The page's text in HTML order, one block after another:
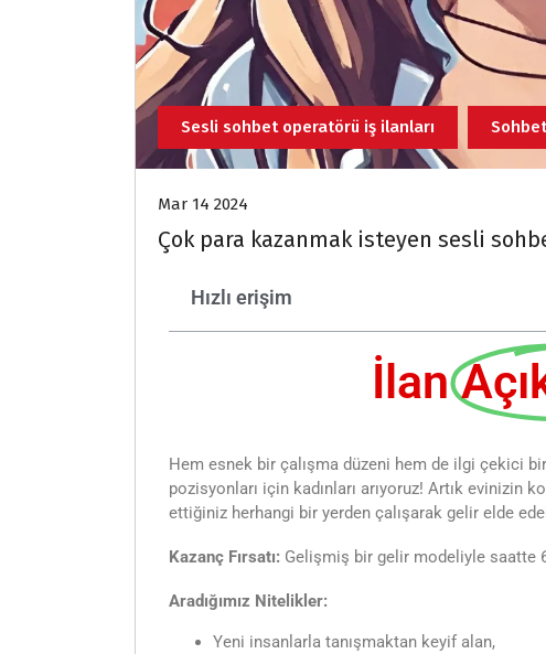
Sesli sohbet operatörü iş ilanları
Mar 14 2024
Çok para kazanmak isteyen sesli
Hızlı erişim
İlan
Hem esnek bir çalışma düzeni hem de ilgi çekici
pozisyonları için kadınları arıyoruz! Artık
ettiğiniz herhangi bir yerden çalışarak gelir elde
Kazanç Fırsatı: Gelişmiş bir gelir modeliyle saatte
Aradığımız Nitelikler:
Yeni insanlarla tanışmaktan keyif alan,